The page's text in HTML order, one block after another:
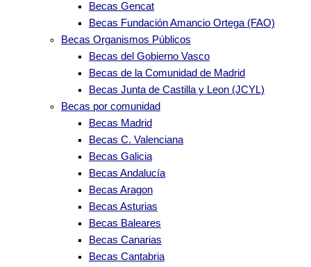
Becas Gencat
Becas Fundación Amancio Ortega (FAO)
Becas Organismos Públicos
Becas del Gobierno Vasco
Becas de la Comunidad de Madrid
Becas Junta de Castilla y Leon (JCYL)
Becas por comunidad
Becas Madrid
Becas C. Valenciana
Becas Galicia
Becas Andalucía
Becas Aragon
Becas Asturias
Becas Baleares
Becas Canarias
Becas Cantabria